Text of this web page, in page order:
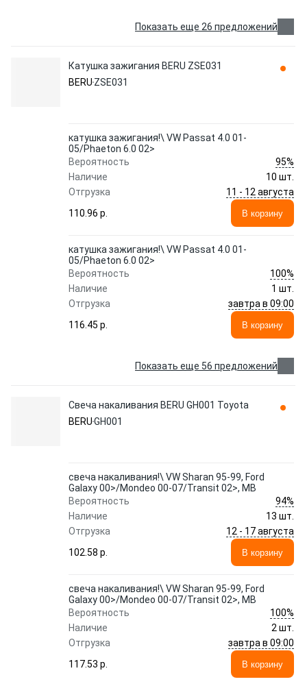
Показать еще 26 предложений
Катушка зажигания BERU ZSE031
BERU ZSE031
катушка зажигания!\ VW Passat 4.0 01-
05/Phaeton 6.0 02>
Вероятность
95%
Наличие
10 шт.
Отгрузка
11 - 12 августа
110.96 p.
В корзину
катушка зажигания!\ VW Passat 4.0 01-
05/Phaeton 6.0 02>
Вероятность
100%
Наличие
1 шт.
Отгрузка
завтра в 09:00
116.45 p.
В корзину
Показать еще 56 предложений
Свеча накаливания BERU GH001 Toyota
BERUGH001
свеча накаливания!\ VW Sharan 95-99, Ford
Galaxy 00>/Mondeo 00-07/Transit 02>, MB
Вероятность
94%
Наличие
13 шт.
Отгрузка
12 - 17 августа
102.58 p.
В корзину
свеча накаливания!\ VW Sharan 95-99, Ford
Galaxy 00>/Mondeo 00-07/Transit 02>, MB
Вероятность
100%
Наличие
2 шт.
Отгрузка
завтра в 09:00
117.53 p.
В корзину